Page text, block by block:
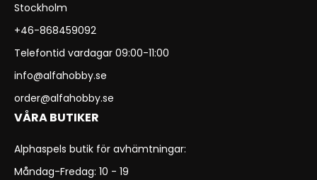
Stockholm
+46-868459092
Telefontid vardagar 09:00-11:00
info@alfahobby.se
order@alfahobby.se
VÅRA BUTIKER
Alphaspels butik för avhämtningar:
Måndag-Fredag: 10 - 19